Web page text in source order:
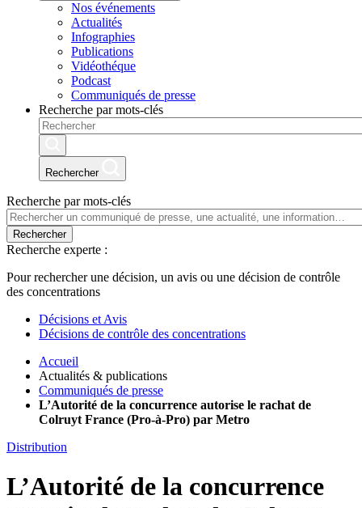
Nos événements
Actualités
Infographies
Publications
Vidéothéque
Podcast
Communiqués de presse
Recherche par mots-clés
Rechercher
Recherche par mots-clés
Rechercher
Recherche experte :
Pour rechercher une décision, un avis ou une décision de contrôle
des concentrations
Décisions et Avis
Décisions de contrôle des concentrations
Accueil
Actualités & publications
Communiqués de presse
L’Autorité de la concurrence autorise le rachat de
Colruyt France (Pro-à-Pro) par Metro
Distribution
L’Autorité de la concurrence